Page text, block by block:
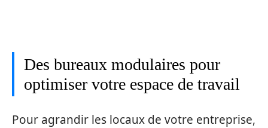
Des bureaux modulaires pour
optimiser votre espace de travail
Pour agrandir les locaux de votre entreprise,